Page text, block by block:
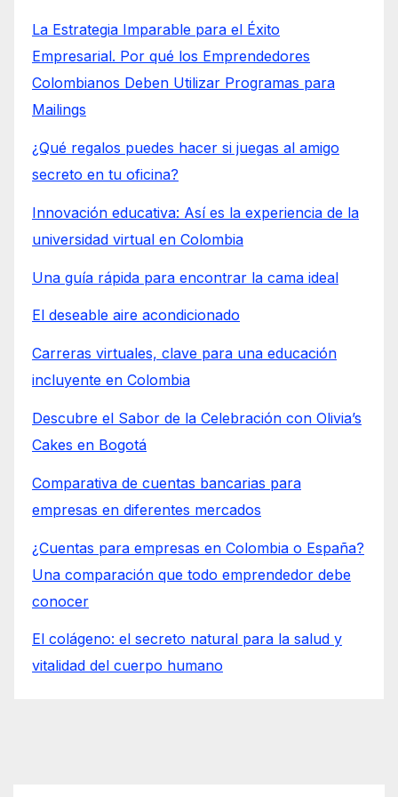
La Estrategia Imparable para el Éxito
Empresarial. Por qué los Emprendedores
Colombianos Deben Utilizar Programas para
Mailings
¿Qué regalos puedes hacer si juegas al amigo
secreto en tu oficina?
Innovación educativa: Así es la experiencia de la
universidad virtual en Colombia
Una guía rápida para encontrar la cama ideal
El deseable aire acondicionado
Carreras virtuales, clave para una educación
incluyente en Colombia
Descubre el Sabor de la Celebración con Olivia’s
Cakes en Bogotá
Comparativa de cuentas bancarias para
empresas en diferentes mercados
¿Cuentas para empresas en Colombia o España?
Una comparación que todo emprendedor debe
conocer
El colágeno: el secreto natural para la salud y
vitalidad del cuerpo humano